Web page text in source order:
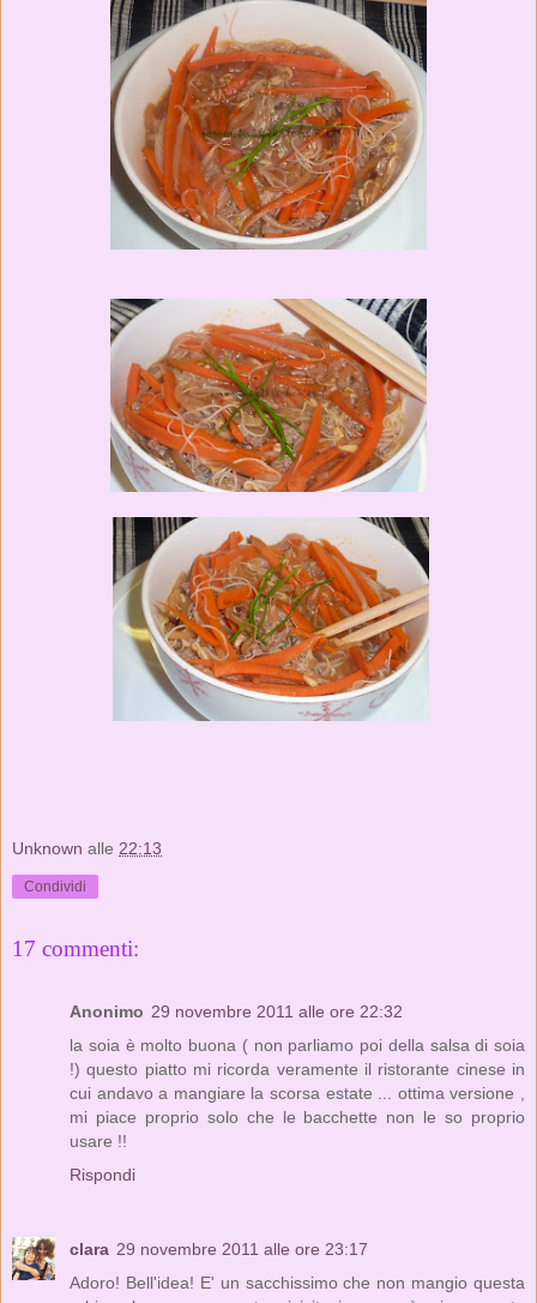
Unknown alle 22:13
Condividi
17 commenti:
Anonimo 29 novembre 2011 alle ore 22:32
la soia è molto buona ( non parliamo poi della salsa di soia
!) questo piatto mi ricorda veramente il ristorante cinese in
cui andavo a mangiare la scorsa estate ... ottima versione ,
mi piace proprio solo che le bacchette non le so proprio
usare !!
Rispondi
clara 29 novembre 2011 alle ore 23:17
Adoro! Bell'idea! E' un sacchissimo che non mangio questa